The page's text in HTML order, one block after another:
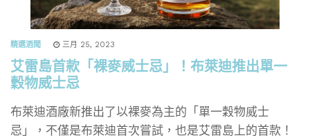
精選酒聞 三月 25, 2023
艾雷島首款「裸麥威士忌」！布萊迪推出單一
穀物威士忌
布萊迪酒廠新推出了以裸麥為主的「單一穀物威士
忌」，不僅是布萊迪首次嘗試，也是艾雷島上的首款！